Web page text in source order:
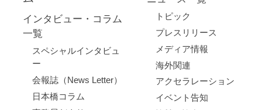
インタビュー・コラム
一覧
スペシャルインタビュ
ー
会報誌（News Letter）
日本橋コラム
トピック
プレスリリース
メディア情報
海外関連
アクセラレーション
イベント告知